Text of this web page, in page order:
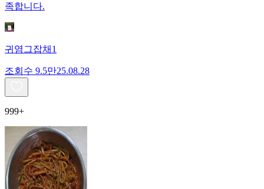
족합니다.
귀염그잡채1
조회수 9.5만25.08.28
999+